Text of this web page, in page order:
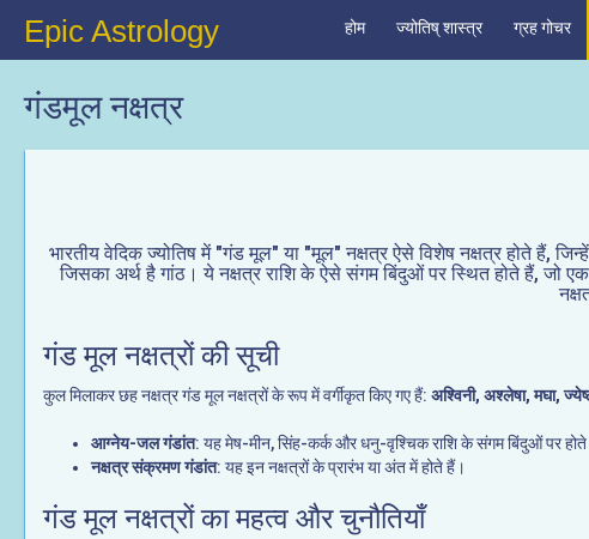
Epic Astrology होम ज्योतिष् शास्त्र ग्रह गोचर
गंडमूल नक्षत्र
भारतीय वेदिक ज्योतिष में "गंड मूल" या "मूल" नक्षत्र ऐसे विशेष नक्षत्र होते हैं,
जिसका अर्थ है गांठ। ये नक्षत्र राशि के ऐसे संगम बिंदुओं पर स्थित होते हैं, जो
गंड मूल नक्षत्रों की सूची
कुल मिलाकर छह नक्षत्र गंड मूल नक्षत्रों के रूप में वर्गीकृत किए गए हैं: अश्विनी, अश्लेषा, मघा,
आग्नेय-जल गंडांत: यह मेष-मीन, सिंह-कर्क और धनु-वृश्चिक राशि के संगम बिंदुओं पर
नक्षत्र संक्रमण गंडांत: यह इन नक्षत्रों के प्रारंभ या अंत में होते हैं।
गंड मूल नक्षत्रों का महत्व और चुनौतियाँ